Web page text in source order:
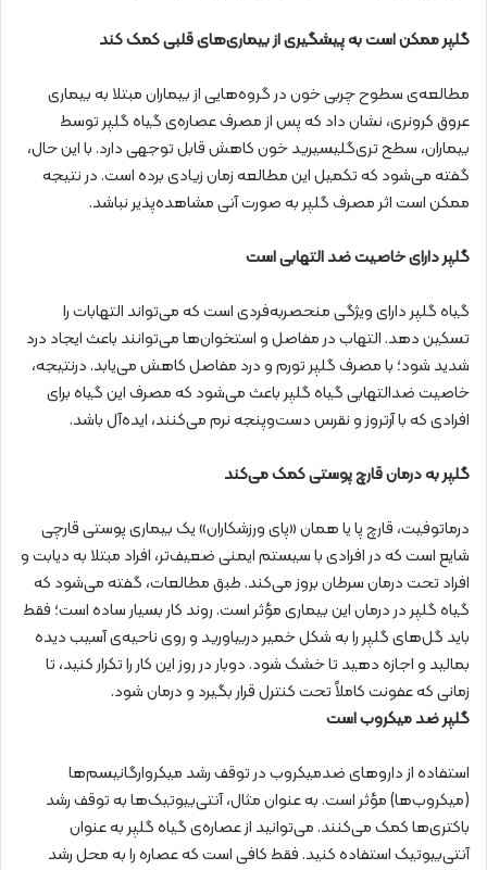
گلپر ممکن است به پیشگیری از بیماری‌های قلبی کمک کند
مطالعه‌ی سطوح چربی خون در گروه‌هایی از بیماران مبتلا به بیماری
عروق کرونری، نشان داد که پس از مصرف عصاره‌ی گیاه گلپر توسط
بیماران، سطح تری‌گلیسیرید خون کاهش قابل توجهی دارد. با این حال،
گفته می‌شود که تکمیل این مطالعه زمان زیادی برده است. در نتیجه
ممکن است اثر مصرف گلپر به صورت آنی مشاهده‌پذیر نباشد.
گلپر دارای خاصیت ضد التهابی است
گیاه گلپر دارای ویژگی‌ منحصر‌به‌فردی است که می‌تواند التهابات را
تسکین دهد. التهاب در مفاصل و استخوان‌ها می‌توانند باعث ایجاد درد
شدید شود؛ با مصرف گلپر تورم و درد مفاصل کاهش می‌یابد. درنتیجه،
خاصیت ضدالتهابی گیاه گلپر باعث می‌شود که مصرف این گیاه برای
افرادی که با آرتروز و نقرس دست‌وپنجه نرم می‌کنند، ایده‌آل باشد.
گلپر به درمان قارچ پوستی کمک می‌کند
درماتوفیت، قارچ پا یا همان «پای ورزشکاران» یک بیماری پوستی قارچی
شایع است که در افرادی با سیستم ایمنی ضعیف‌‌تر، افراد مبتلا به دیابت و
افراد تحت درمان سرطان بروز می‌کند. طبق مطالعات، گفته می‌شود که
گیاه گلپر در درمان این بیماری مؤثر است. روند کار بسیار ساده است؛ فقط
باید گل‌های گلپر را به شکل خمیر دربیاورید و روی ناحیه‌ی آسیب دیده
بمالید و اجازه دهید تا خشک شود. دوبار در روز این کار را تکرار کنید، تا
زمانی که عفونت کاملاً تحت کنترل قرار بگیرد و درمان شود.
گلپر ضد میکروب است
استفاده از داروهای ضدمیکروب در توقف رشد میکروارگانیسم‌ها
(میکروب‌ها) مؤثر است. به عنوان مثال، آنتی‌بیوتیک‌ها به توقف رشد
باکتری‌ها کمک می‌کنند. می‌توانید از عصاره‌ی گیاه گلپر به عنوان
آنتی‌بیوتیک استفاده کنید. فقط کافی است که عصاره را به محل رشد